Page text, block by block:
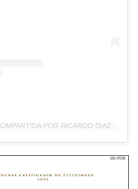
UNA PUBLICACIÓN COMPARTIDA POR RICARDO DIAZ CORTES (@RICARDO.DIAZ.GOB)